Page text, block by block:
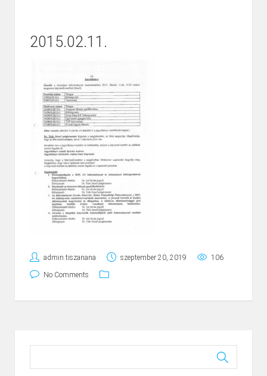
2015.02.11.
admin.tiszanana szeptember 20, 2019 106
No Comments